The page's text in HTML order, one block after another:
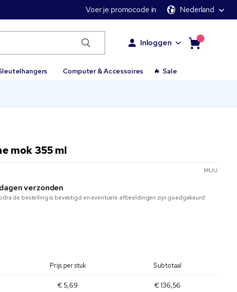
Voer je promocode in Nederland
Inloggen
Computer & Accessoires Sale
mok 355 ml
MUU
verzonden
de bestelling is bevestigd en eventuele afbeeldingen zijn goedgekeurd
Prijs per stuk Subtotaal
€ 5,69 € 136,56